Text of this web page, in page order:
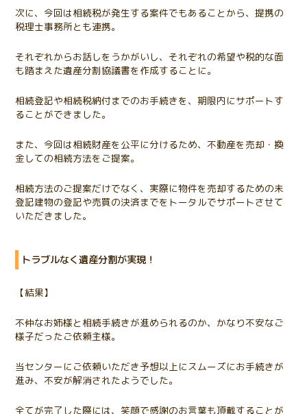
次に、今回は相続税が発生する案件でもあることから、提携の
税理士事務所とも連携。
それぞれからお話しをうかがいし、それぞれの希望や税的な面
も踏まえた遺産分割協議書を作成することに。
相続登記や相続税納付までのお手続きを、期限内にサポートす
ることができました。
また、今回は相続財産を公平に分けるため、不動産を売却・換
金しての相続方法をご提案。
相続方法のご提案だけでなく、実際に物件を売却するための未
登記建物の登記や売買の決済までをトータルでサポートさせて
いただきました。
トラブルなく遺産分割が実現！
【結果】
不仲なお姉様と相続手続きが進められるのか、かなり不安なご
様子だったご依頼主様。
当センターにご依頼いただき予想以上にスムーズにお手続きが
進み、不安が解消されたようでした。
全てが完了した際には、笑顔で感謝のお言葉も頂戴することが